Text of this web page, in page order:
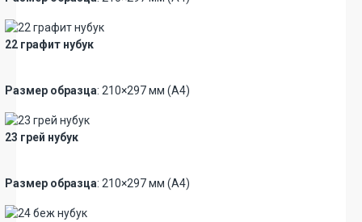
22 графит нубук
Размер образца: 210×297 мм (А4)
23 грей нубук
Размер образца: 210×297 мм (А4)